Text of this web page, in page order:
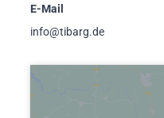
E-Mail
info@tibarg.de